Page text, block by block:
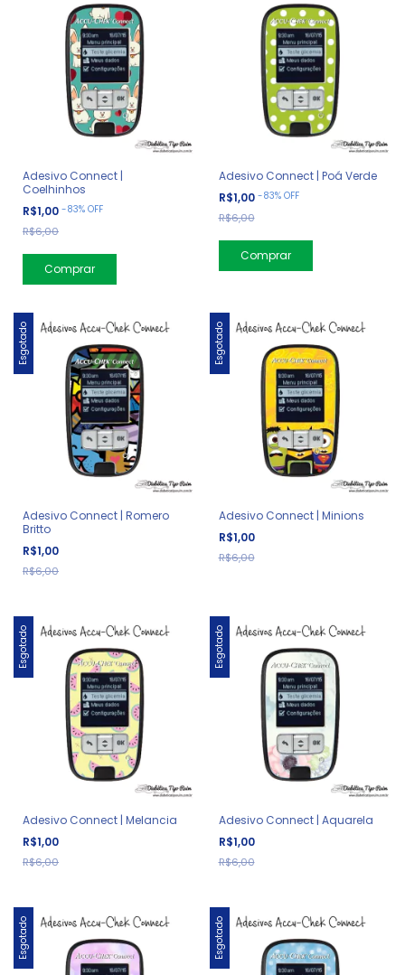
Adesivo Connect |
Coelhinhos
R$1,00 -83% OFF
R$6,00
Adesivo Connect | Poá Verde
R$1,00 -83% OFF
R$6,00
Esgotado
Adesivo Connect | Romero
Britto
R$1,00
R$6,00
Esgotado
Adesivo Connect | Minions
R$1,00
R$6,00
Esgotado
Adesivo Connect | Melancia
R$1,00
R$6,00
Esgotado
Adesivo Connect | Aquarela
R$1,00
R$6,00
Esgotado Esgotado